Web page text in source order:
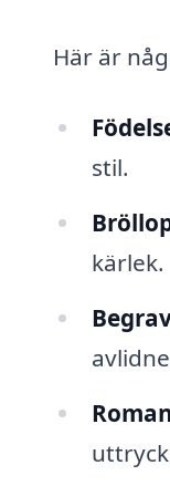
Här är
stil.
kärlek.